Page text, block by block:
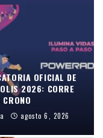
OFICIAL DE
2026: CORRE
agosto 6, 2026